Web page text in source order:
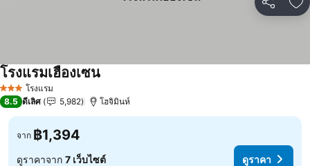
แชร์ เ
3 ดาว โรงแรม
โรงแรมเฮืองเซนดูราคา
8.5 ดีเลิศ 5,982 โฮจิมินห์
จาก ฿1,394
ดูราคาจาก 7 เว็บไซต์ ดูราคา